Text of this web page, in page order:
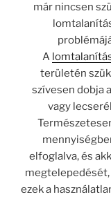
már nincsen
A
területén
szívesen dobja
vagy
elfoglalva, és
ezek a